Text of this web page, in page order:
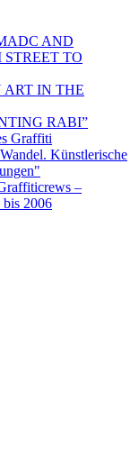
AND
STREET TO
ART IN THE
RABI”
Graffiti
Künstlerische
–
2006